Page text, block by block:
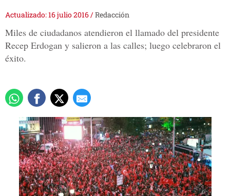
Actualizado: 16 julio 2016/Redacción
Miles de ciudadanos atendieron el llamado del presidente
Recep Erdogan y salieron a las calles; luego celebraron el
éxito.